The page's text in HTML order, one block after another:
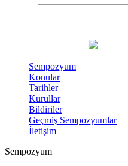
Sempozyum
Konular
Tarihler
Kurullar
Bildiriler
Geçmiş Sempozyumlar
İletişim
Sempozyum